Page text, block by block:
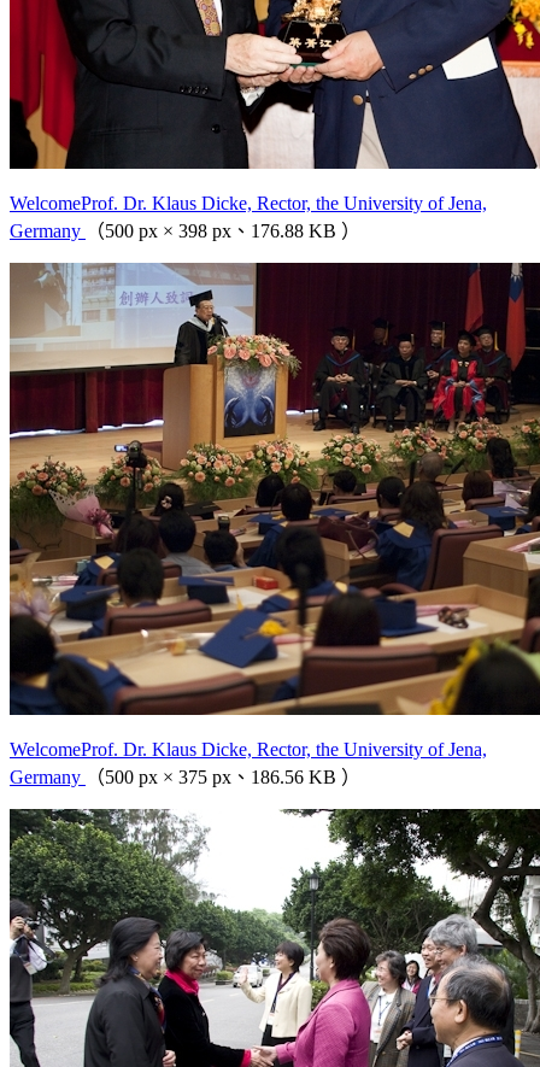
WelcomeProf. Dr. Klaus Dicke, Rector, the University of Jena,
Germany
（500 px × 398 px、176.88 KB ）
WelcomeProf. Dr. Klaus Dicke, Rector, the University of Jena,
Germany
（500 px × 375 px、186.56 KB ）